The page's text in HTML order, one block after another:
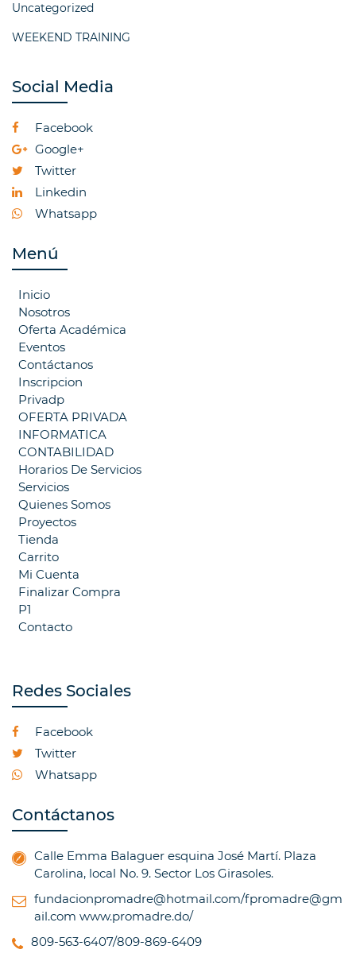
Uncategorized
WEEKEND TRAINING
Social Media
Facebook
Google+
Twitter
Linkedin
Whatsapp
Menú
Inicio
Nosotros
Oferta Académica
Eventos
Contáctanos
Inscripcion
Privadp
OFERTA PRIVADA
INFORMATICA
CONTABILIDAD
Horarios De Servicios
Servicios
Quienes Somos
Proyectos
Tienda
Carrito
Mi Cuenta
Finalizar Compra
P1
Contacto
Redes Sociales
Facebook
Twitter
Whatsapp
Contáctanos
Calle Emma Balaguer esquina José Martí. Plaza
Carolina, local No. 9. Sector Los Girasoles.
fundacionpromadre@hotmail.com/fpromadre@gm
ail.com www.promadre.do/
809-563-6407/809-869-6409